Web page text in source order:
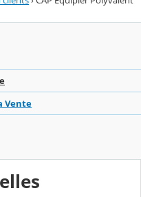
Vente